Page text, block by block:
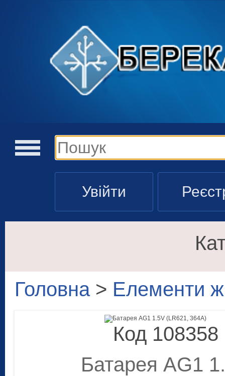
Увійти
Головна> Елементи
Код 108358
Батарея AG1